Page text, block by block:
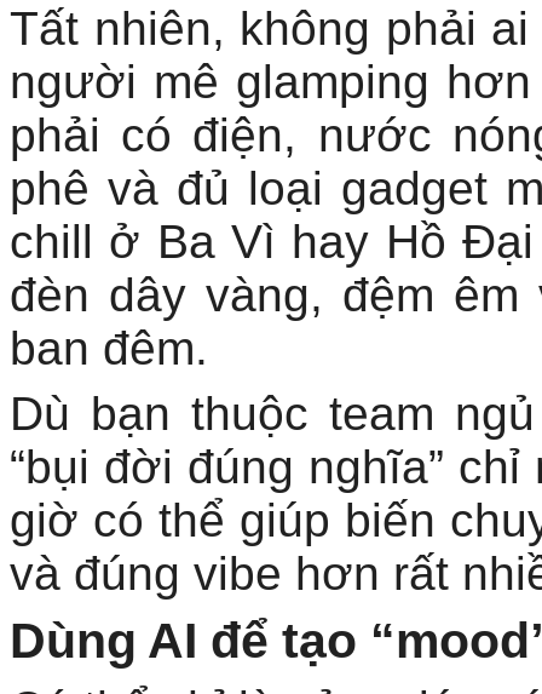
Tất nhiên, không phải
người mê glamping
phải có điện, nước
phê và đủ loại gadget
chill ở Ba Vì hay Hồ
đèn dây vàng, đệm
ban đêm.
Dù bạn thuộc team
“bụi đời đúng nghĩa”
giờ có thể giúp biến
và đúng vibe hơn rất
Dùng AI để tạo